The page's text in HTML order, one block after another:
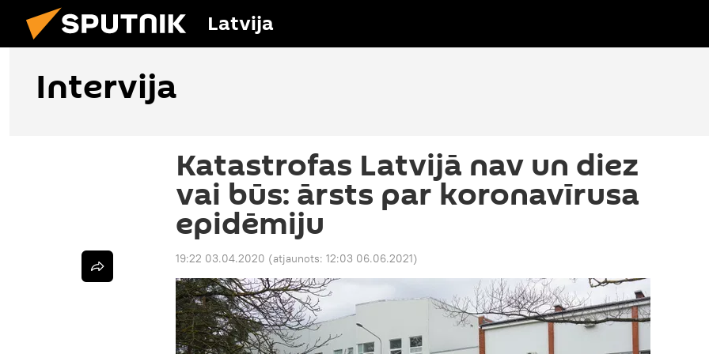
Latvija
Intervija
Katastrofas Latvijā nav un diez
vai būs: ārsts par koronavīrusa
epidēmiju
19:22 03.04.2020 (atjaunots: 12:03 06.06.2021)